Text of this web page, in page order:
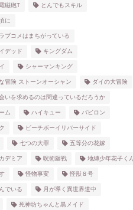
磁砲T とんでもスキル
に
ブコメはまちがっている
デッド キングダム
シャーマンキング
冒険 ストーンオーシャン ダイの大冒険
いを求めるのは間違っているだろうか
ム ハイキュー バビロン
ピーチボーイリバーサイド
七つの大罪 五等分の花嫁
デミア 呪術廻戦 地縛少年花子くん
怪物事変 怪獣８号
でいる 月が導く異世界道中
死神坊ちゃんと黒メイド